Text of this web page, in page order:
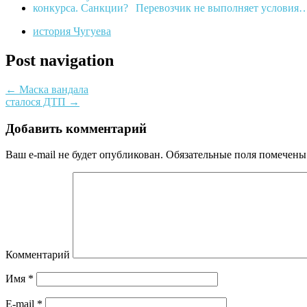
Перевозчик не выполняет
история Чугуева
Post navigation
← Маска вандала
сталося ДТП →
Добавить комментарий
Ваш e-mail не будет опубликован. Обязательные поля помечены
Комментарий
Имя *
E-mail *